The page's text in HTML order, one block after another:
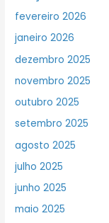
fevereiro 2026
janeiro 2026
dezembro 2025
novembro 2025
outubro 2025
setembro 2025
agosto 2025
julho 2025
junho 2025
maio 2025